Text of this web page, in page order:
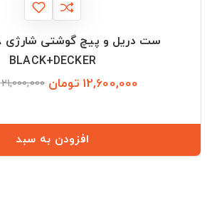
BLACK+DECKER
12,600,000 تومان 21,000,000 تومان
افزودن به سبد